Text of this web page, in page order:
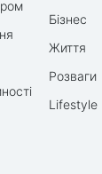
Бізнес
Життя
Розваги
Lifestyle